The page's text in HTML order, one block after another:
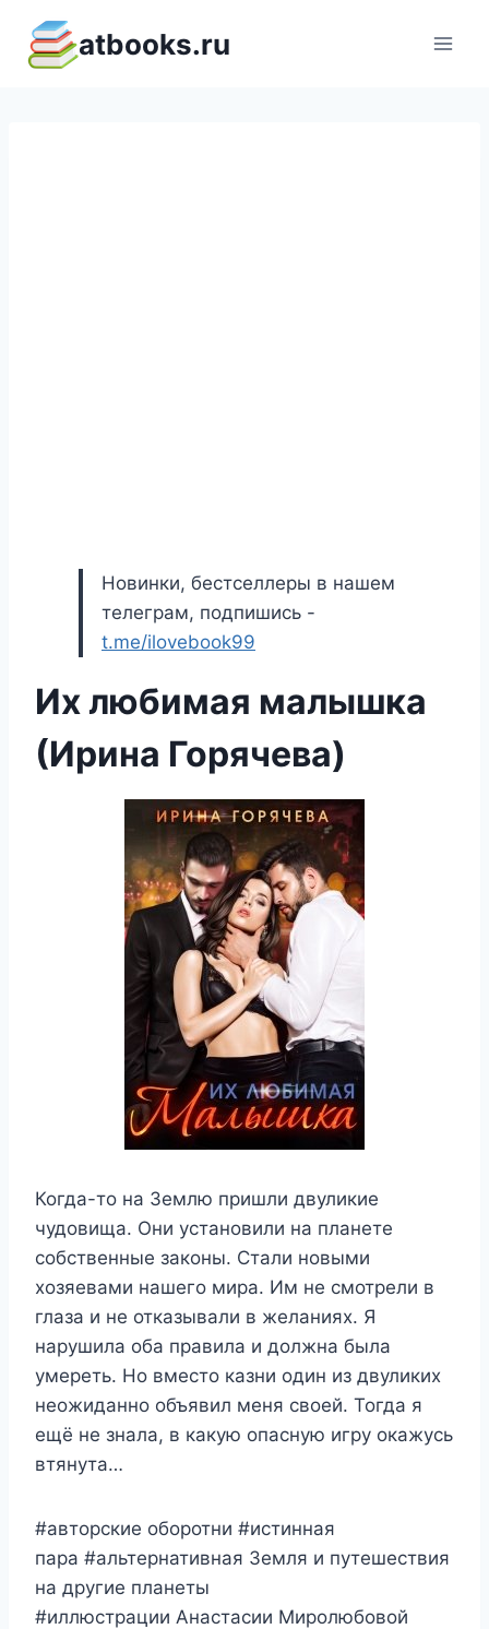
содержимому
atbooks.ru
Новинки, бестселлеры в нашем
телеграм, подпишись -
t.me/ilovebook99
Их любимая малышка
(Ирина Горячева)
Когда-то на Землю пришли двуликие
чудовища. Они установили на планете
собственные законы. Стали новыми
хозяевами нашего мира. Им не смотрели в
глаза и не отказывали в желаниях. Я
нарушила оба правила и должна была
умереть. Но вместо казни один из двуликих
неожиданно объявил меня своей. Тогда я
ещё не знала, в какую опасную игру окажусь
втянута…
#авторские оборотни #истинная
пара #альтернативная Земля и путешествия
на другие планеты
#иллюстрации Анастасии Миролюбовой